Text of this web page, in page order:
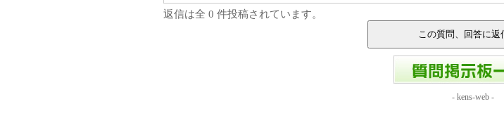
返信は全 0 件投稿されています。
- kens-web -